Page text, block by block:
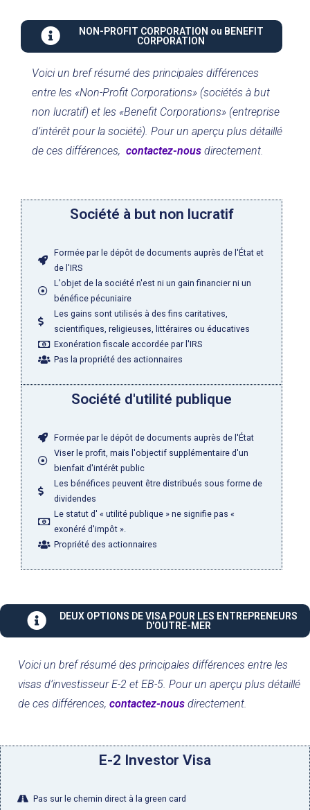
NON-PROFIT CORPORATION ou BENEFIT
CORPORATION
Voici un bref résumé des principales différences
entre les «Non-Profit Corporations» (sociétés à but
non lucratif) et les «Benefit Corporations» (entreprise
d’intérêt pour la société). Pour un aperçu plus détaillé
de ces différences, contactez-nous directement.
Société à but non lucratif
Formée par le dépôt de documents auprès de l'État et
de l'IRS
L'objet de la société n'est ni un gain financier ni un
bénéfice pécuniaire
Les gains sont utilisés à des fins caritatives,
scientifiques, religieuses, littéraires ou éducatives
Exonération fiscale accordée par l'IRS
Pas la propriété des actionnaires
Société d'utilité publique
Formée par le dépôt de documents auprès de l'État
Viser le profit, mais l'objectif supplémentaire d'un
bienfait d'intérêt public
Les bénéfices peuvent être distribués sous forme de
dividendes
Le statut d' « utilité publique » ne signifie pas «
exonéré d'impôt ».
Propriété des actionnaires
DEUX OPTIONS DE VISA POUR LES ENTREPRENEURS
D'OUTRE-MER
Voici un bref résumé des principales différences entre les
visas d’investisseur E-2 et EB-5. Pour un aperçu plus détaillé
de ces différences, contactez-nous directement.
E-2 Investor Visa
Pas sur le chemin direct à la green card